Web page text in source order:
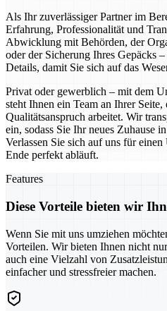
Als Ihr zuverlässiger Partner im
Erfahrung, Professionalität und
Abwicklung mit Behörden, der
oder der Sicherung Ihres Gepäcks
Details, damit Sie sich auf das
Privat oder gewerblich – mit dem
steht Ihnen ein Team an Ihrer Seite,
Qualitätsanspruch arbeitet. Wir
ein, sodass Sie Ihr neues Zuhause
Verlassen Sie sich auf uns für
Ende perfekt abläuft.
Features
Diese Vorteile bieten wir
Wenn Sie mit uns umziehen
Vorteilen. Wir bieten Ihnen nicht
auch eine Vielzahl von
einfacher und stressfreier machen.